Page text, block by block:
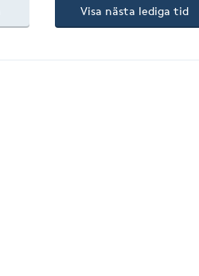
Visa nästa lediga tid